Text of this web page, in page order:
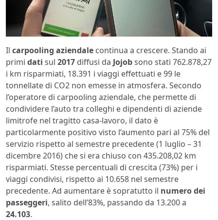
Il carpooling aziendale continua a crescere. Stando ai
primi dati sul 2017 diffusi da Jojobsono stati 762.878,27
i km risparmiati, 18.391 i viaggi effettuati e 99 le
tonnellate di CO2 non emesse in atmosfera. Secondo
l’operatore di carpooling aziendale, che permette di
condividere l’auto tra colleghi e dipendenti di aziende
limitrofe nel tragitto casa-lavoro, il dato è
particolarmente positivo visto l’aumento pari al 75% del
servizio rispetto al semestre precedente (1 luglio – 31
dicembre 2016) che si era chiuso con 435.208,02 km
risparmiati. Stesse percentuali di crescita (73%) per i
viaggi condivisi, rispetto ai 10.658 nel semestre
precedente. Ad aumentare è sopratutto il numero dei
passeggeri, salito dell’83%, passando da 13.200 a
24.103.